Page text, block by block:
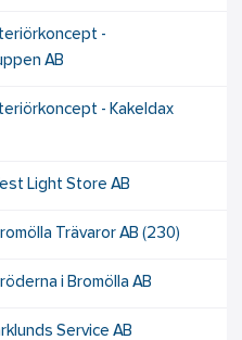
-
AB
- Kakeldax
Light Store AB
Trävaror AB (230)
i Bromölla AB
Service AB